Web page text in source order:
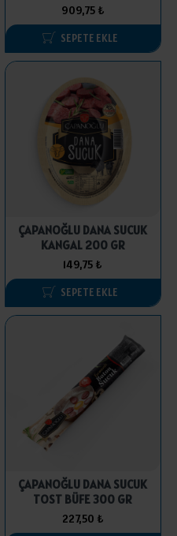
909,75 ₺
SEPETE EKLE
ÇAPANOĞLU DANA SUCUK
KANGAL 200 GR
149,75 ₺
SEPETE EKLE
ÇAPANOĞLU DANA SUCUK
TOST BÜFE 300 GR
227,50 ₺